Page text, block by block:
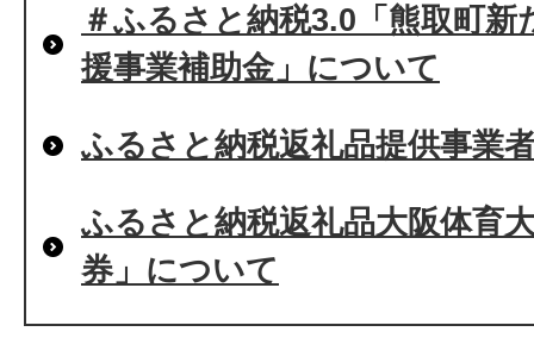
＃ふるさと納税3.0「熊取町新
援事業補助金」について
ふるさと納税返礼品提供事業
ふるさと納税返礼品大阪体育
券」について